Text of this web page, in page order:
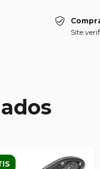
Site